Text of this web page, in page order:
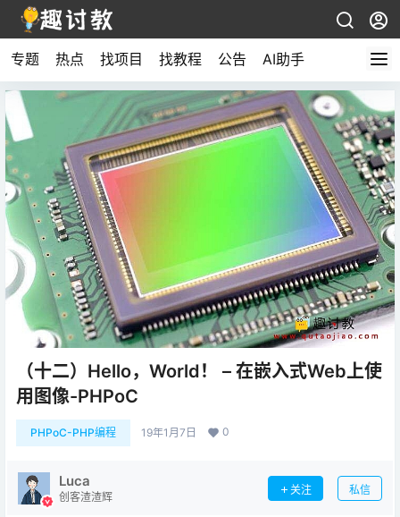
专题 热点 找项目 找教程 公告 AI助手
（十二）Hello，World！ – 在嵌入式Web上使
用图像-PHPoC
PHPoC-PHP编程 19年1月7日 0
Luca
创客渣渣辉
关注 私信